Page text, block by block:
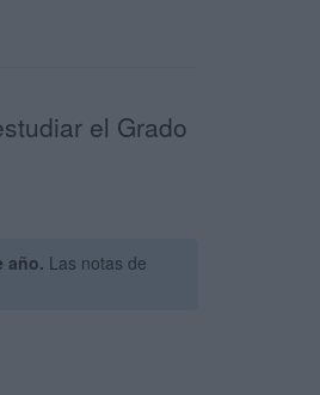
el Grado
año. Las notas de